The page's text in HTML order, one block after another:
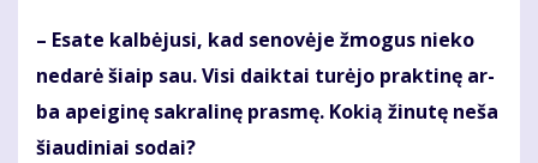
– Esa­te kal­bė­ju­si, kad se­no­vė­je žmo­gus nie­ko
ne­da­rė šiaip sau. Vi­si daik­tai tu­rė­jo prak­ti­nę ar­
ba apei­gi­nę sak­ra­li­nę pras­mę. Ko­kią ži­nu­tę ne­ša
šiau­di­niai so­dai?